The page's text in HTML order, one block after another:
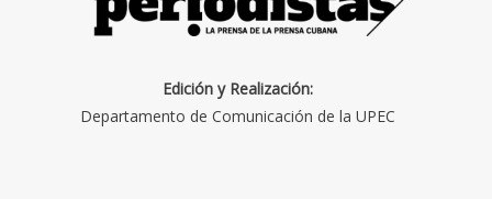
Edición y Realización:
Departamento de Comunicación de la UPEC